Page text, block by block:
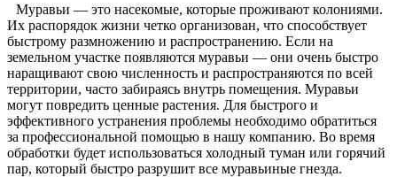
Муравьи — это насекомые, которые проживают колониями.
Их распорядок жизни четко организован, что способствует
быстрому размножению и распространению. Если на
земельном участке появляются муравьи — они очень быстро
наращивают свою численность и распространяются по всей
территории, часто забираясь внутрь помещения. Муравьи
могут повредить ценные растения. Для быстрого и
эффективного устранения проблемы необходимо обратиться
за профессиональной помощью в нашу компанию. Во время
обработки будет использоваться холодный туман или горячий
пар, который быстро разрушит все муравьиные гнезда.